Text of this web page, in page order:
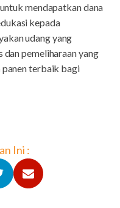
mendapatkan dana
kepada
udang yang
pemeliharaan yang
panen terbaik bagi
Ini :